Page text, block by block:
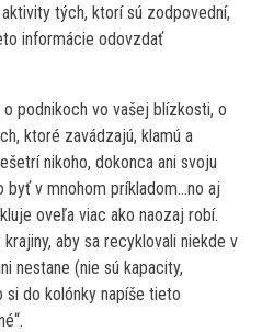
tých, ktorí sú zodpovední,
informácie odovzdať
podnikoch vo vašej blízkosti, o
ktoré zavádzajú, klamú a
nikoho, dokonca ani svoju
byť v mnohom príkladom…no aj
oveľa viac ako naozaj robí.
aby sa recyklovali niekde v
nestane (nie sú kapacity,
si do kolónky napíše tieto